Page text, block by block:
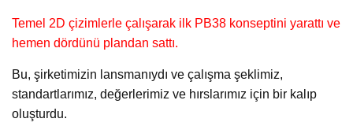
Temel 2D çizimlerle çalışarak ilk PB38 konseptini yarattı ve
hemen dördünü plandan sattı.
Bu, şirketimizin lansmanıydı ve çalışma şeklimiz,
standartlarımız, değerlerimiz ve hırslarımız için bir kalıp
oluşturdu.